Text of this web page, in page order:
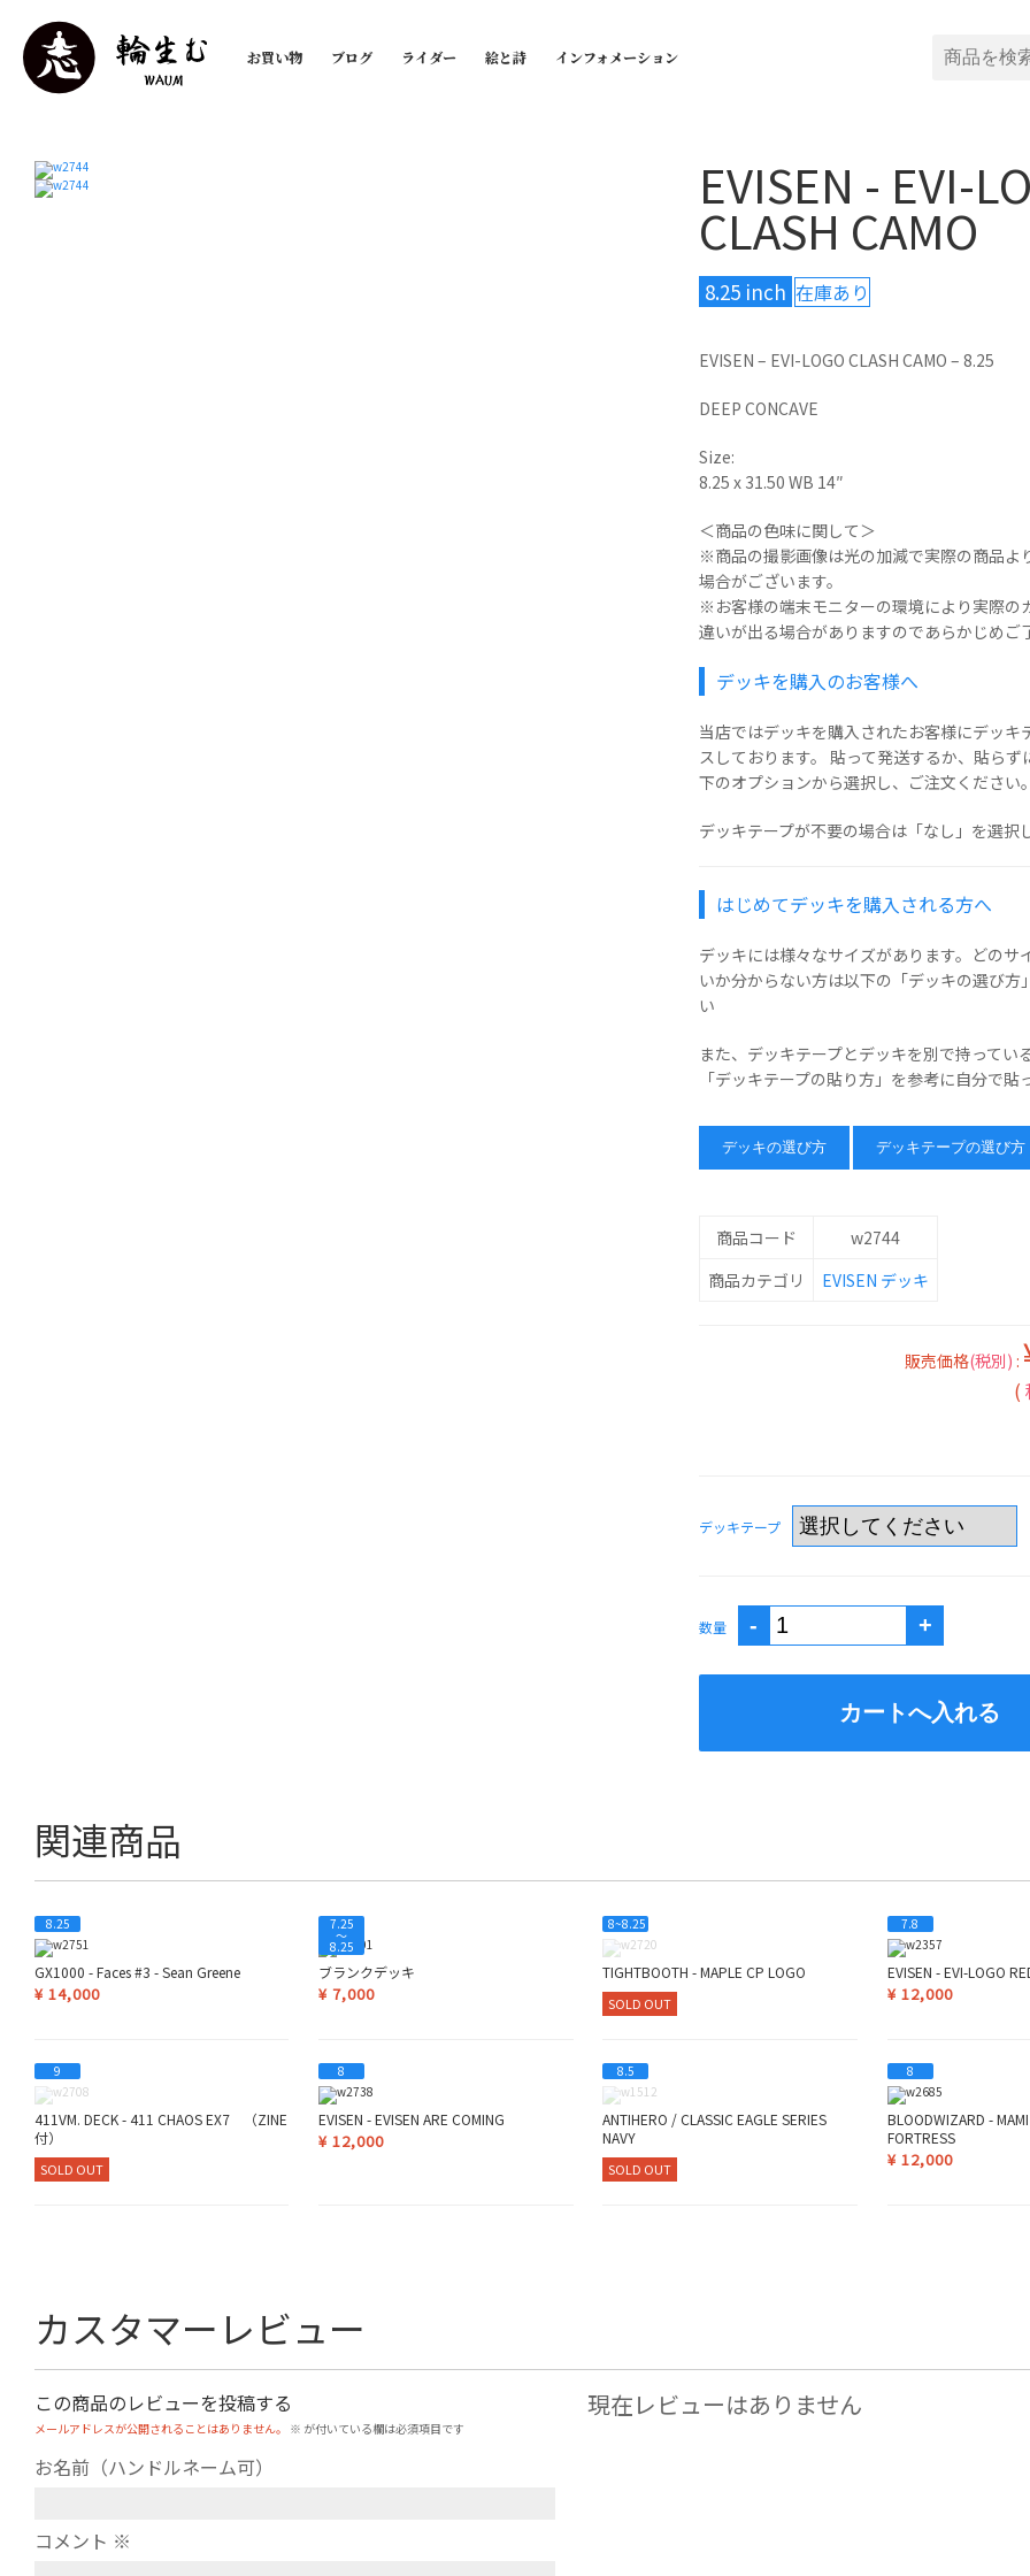
お買い物 ブログ ライダー 絵と詩 インフォメーション
EVISEN - EVI-
CLASH CAMO
8.25 inch 在庫あり
EVISEN – EVI-LOGO CLASH CAMO – 8.25
DEEP CONCAVE
Size:
8.25 x 31.50 WB 14″
＜商品の色味に関して＞
※商品の撮影画像は光の加減で実際の商品よ
場合がございます。
※お客様の端末モニターの環境により実際の
違いが出る場合がありますのであらかじめご
デッキを購入のお客様へ
当店ではデッキを購入されたお客様にデッキ
スしております。 貼って発送するか、貼らず
下のオプションから選択し、ご注文ください
デッキテープが不要の場合は「なし」を選択
はじめてデッキを購入される方へ
デッキには様々なサイズがあります。どのサ
いか分からない方は以下の「デッキの選び方
い
また、デッキテープとデッキを別で持ってい
「デッキテープの貼り方」を参考に自分で貼
デッキの選び方 デッキテープの選び方
商品コード
w2744
商品カテゴリ
EVISEN デッキ
販売価格(税別) :
(
デッキテープ
数量
関連商品
8.25
GX1000 - Faces #3 - Sean Greene
¥ 14,000
7.25
〜
8.25
ブランクデッキ
¥ 7,000
8~8.25
TIGHTBOOTH - MAPLE CP LOGO
SOLD OUT
7.8
EVISEN - EVI-LOGO
¥12,000
9
411VM. DECK - 411 CHAOS EX7 （ZINE
付）
SOLD OUT
8
EVISEN - EVISEN ARE COMING
¥ 12,000
8.5
ANTIHERO / CLASSIC EAGLE SERIES
NAVY
SOLD OUT
8
BLOODWIZARD -
FORTRESS
¥12,000
カスタマーレビュー
この商品のレビューを投稿する
メールアドレスが公開されることはありません。 ※ が付いている欄は必須項目です
お名前（ハンドルネーム可）
コメント ※
現在レビューはありません